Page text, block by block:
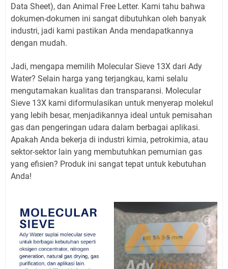
Data Sheet), dan Animal Free Letter. Kami tahu bahwa
dokumen-dokumen ini sangat dibutuhkan oleh banyak
industri, jadi kami pastikan Anda mendapatkannya
dengan mudah.
Jadi, mengapa memilih Molecular Sieve 13X dari Ady
Water? Selain harga yang terjangkau, kami selalu
mengutamakan kualitas dan transparansi. Molecular
Sieve 13X kami diformulasikan untuk menyerap molekul
yang lebih besar, menjadikannya ideal untuk pemisahan
gas dan pengeringan udara dalam berbagai aplikasi.
Apakah Anda bekerja di industri kimia, petrokimia, atau
sektor-sektor lain yang membutuhkan pemurnian gas
yang efisien? Produk ini sangat tepat untuk kebutuhan
Anda!